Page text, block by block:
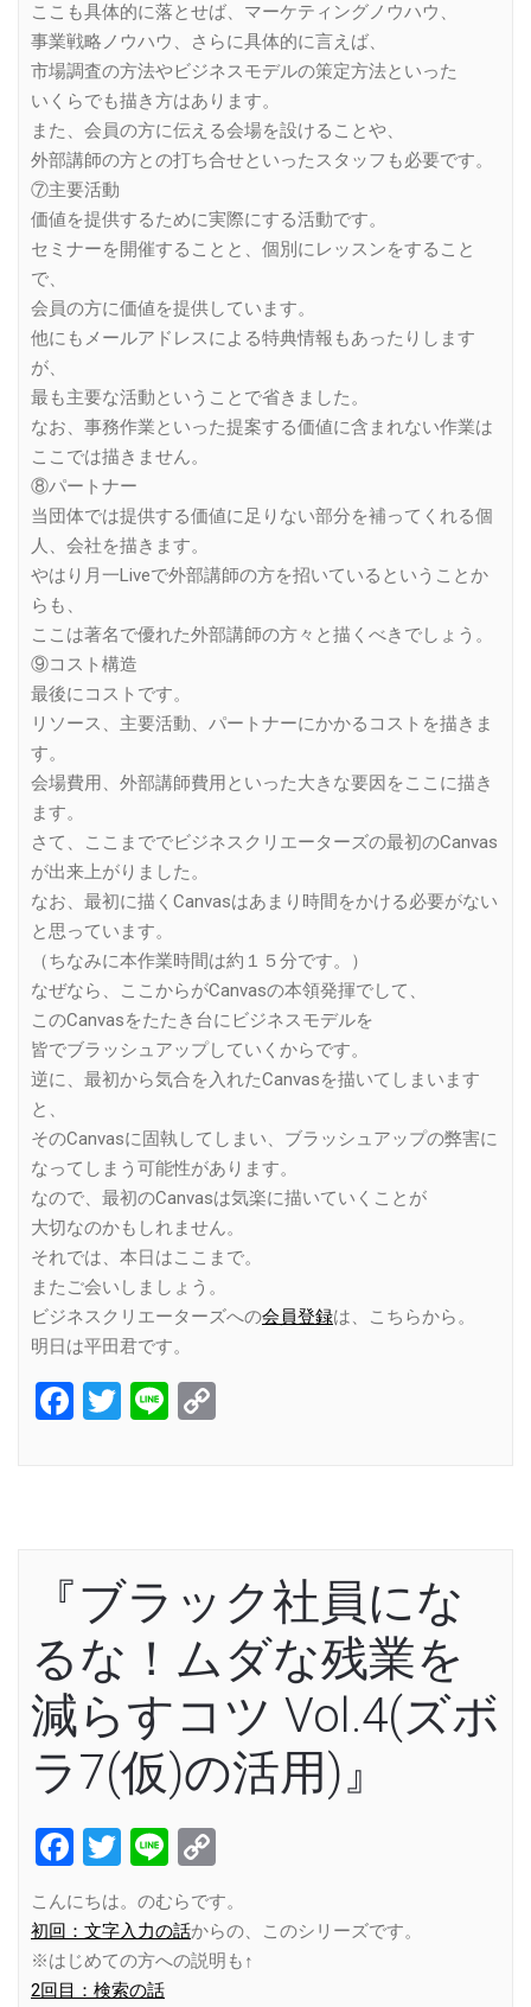
ここも具体的に落とせば、マーケティングノウハウ、
事業戦略ノウハウ、さらに具体的に言えば、
市場調査の方法やビジネスモデルの策定方法といった
いくらでも描き方はあります。
また、会員の方に伝える会場を設けることや、
外部講師の方との打ち合せといったスタッフも必要です。
⑦主要活動
価値を提供するために実際にする活動です。
セミナーを開催することと、個別にレッスンをすること
で、
会員の方に価値を提供しています。
他にもメールアドレスによる特典情報もあったりします
が、
最も主要な活動ということで省きました。
なお、事務作業といった提案する価値に含まれない作業は
ここでは描きません。
⑧パートナー
当団体では提供する価値に足りない部分を補ってくれる個
人、会社を描きます。
やはり月一Liveで外部講師の方を招いているということか
らも、
ここは著名で優れた外部講師の方々と描くべきでしょう。
⑨コスト構造
最後にコストです。
リソース、主要活動、パートナーにかかるコストを描きま
す。
会場費用、外部講師費用といった大きな要因をここに描き
ます。
さて、ここまででビジネスクリエーターズの最初のCanvas
が出来上がりました。
なお、最初に描くCanvasはあまり時間をかける必要がない
と思っています。
（ちなみに本作業時間は約１５分です。）
なぜなら、ここからがCanvasの本領発揮でして、
このCanvasをたたき台にビジネスモデルを
皆でブラッシュアップしていくからです。
逆に、最初から気合を入れたCanvasを描いてしまいます
と、
そのCanvasに固執してしまい、ブラッシュアップの弊害に
なってしまう可能性があります。
なので、最初のCanvasは気楽に描いていくことが
大切なのかもしれません。
それでは、本日はここまで。
またご会いしましょう。
ビジネスクリエーターズへの会員登録は、こちらから。
明日は平田君です。
Facebook
Twitter
Line
『ブラック社員にな
るな！ムダな残業を
減らすコツ Vol.4(ズボ
ラ7(仮)の活用)』
Facebook
Twitter
Line
Link
こんにちは。のむらです。
初回：文字入力の話からの、このシリーズです。
※はじめての方への説明も↑
2回目：検索の話